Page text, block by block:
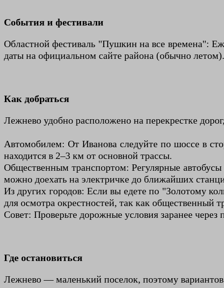
События и фестивали
Областной фестиваль "Пушкин на все времена":
даты на официальном сайте района (обычно
Как добраться
Лежнево удобно расположено на перекрестке
Автомобилем: От Иванова следуйте по шоссе в
находится в 2–3 км от основной трассы.
Общественным транспортом: Регулярные
можно доехать на электричке до ближайших
Из других городов: Если вы едете по "Золотому
для осмотра окрестностей, так как общественный
Совет: Проверьте дорожные условия заранее
Где остановиться
Лежнево — маленький поселок, поэтому